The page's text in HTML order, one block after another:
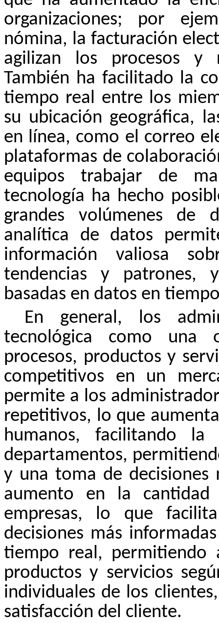
organizaciones; por
nómina, la facturación
agilizan los procesos y
También ha facilitado la
tiempo real entre los
su ubicación geográfica,
en línea, como el correo
plataformas de
equipos trabajar de
tecnología ha hecho
grandes volúmenes de
analítica de datos
información valiosa
tendencias y patrones,
basadas en datos en
En general, los
tecnológica como una
procesos, productos y
competitivos en un
permite a los
repetitivos, lo que
humanos, facilitando
departamentos,
y una toma de
aumento en la
empresas, lo que
decisiones más
tiempo real, permitiendo
productos y servicios
individuales de los
satisfacción del cliente.